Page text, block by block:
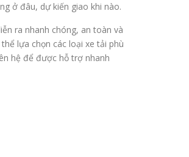
ở đâu, dự kiến giao khi nào.
ra nhanh chóng, an toàn và
lựa chọn các loại xe tải phù
hệ để được hỗ trợ nhanh